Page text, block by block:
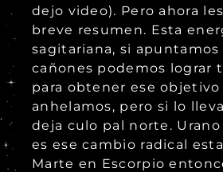
dejo video). Pero ahora
breve resumen. Esta
sagitariana, si apuntamos
cañones podemos lograr
para obtener ese
anhelamos, pero si lo
deja culo pal norte. Urano
es ese cambio radical
Marte en Escorpio